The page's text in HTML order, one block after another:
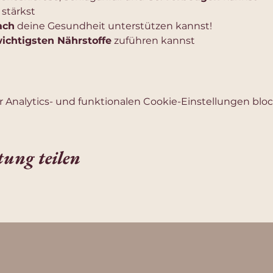
stärkst
deine Gesundheit unterstützen kannst!
Nährstoffe zuführen kannst
Analytics- und funktionalen Cookie-Einstellungen
teilen